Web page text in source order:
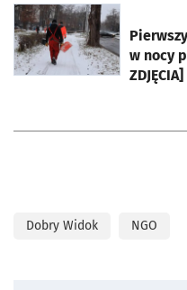
w nocy
ZDJĘCIA]
otworzy się w nowej
Dobry Widok NGO